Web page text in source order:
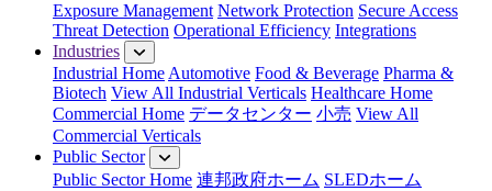
Exposure Management Network Protection Secure Access
Threat Detection Operational Efficiency Integrations
Industries
Industrial Home Automotive Food & Beverage Pharma &
Biotech View All Industrial Verticals Healthcare Home
Commercial Home データセンター 小売 View All
Commercial Verticals
Public Sector
Public Sector Home 連邦政府ホーム SLEDホーム